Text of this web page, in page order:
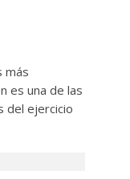
más
es una de las
del ejercicio